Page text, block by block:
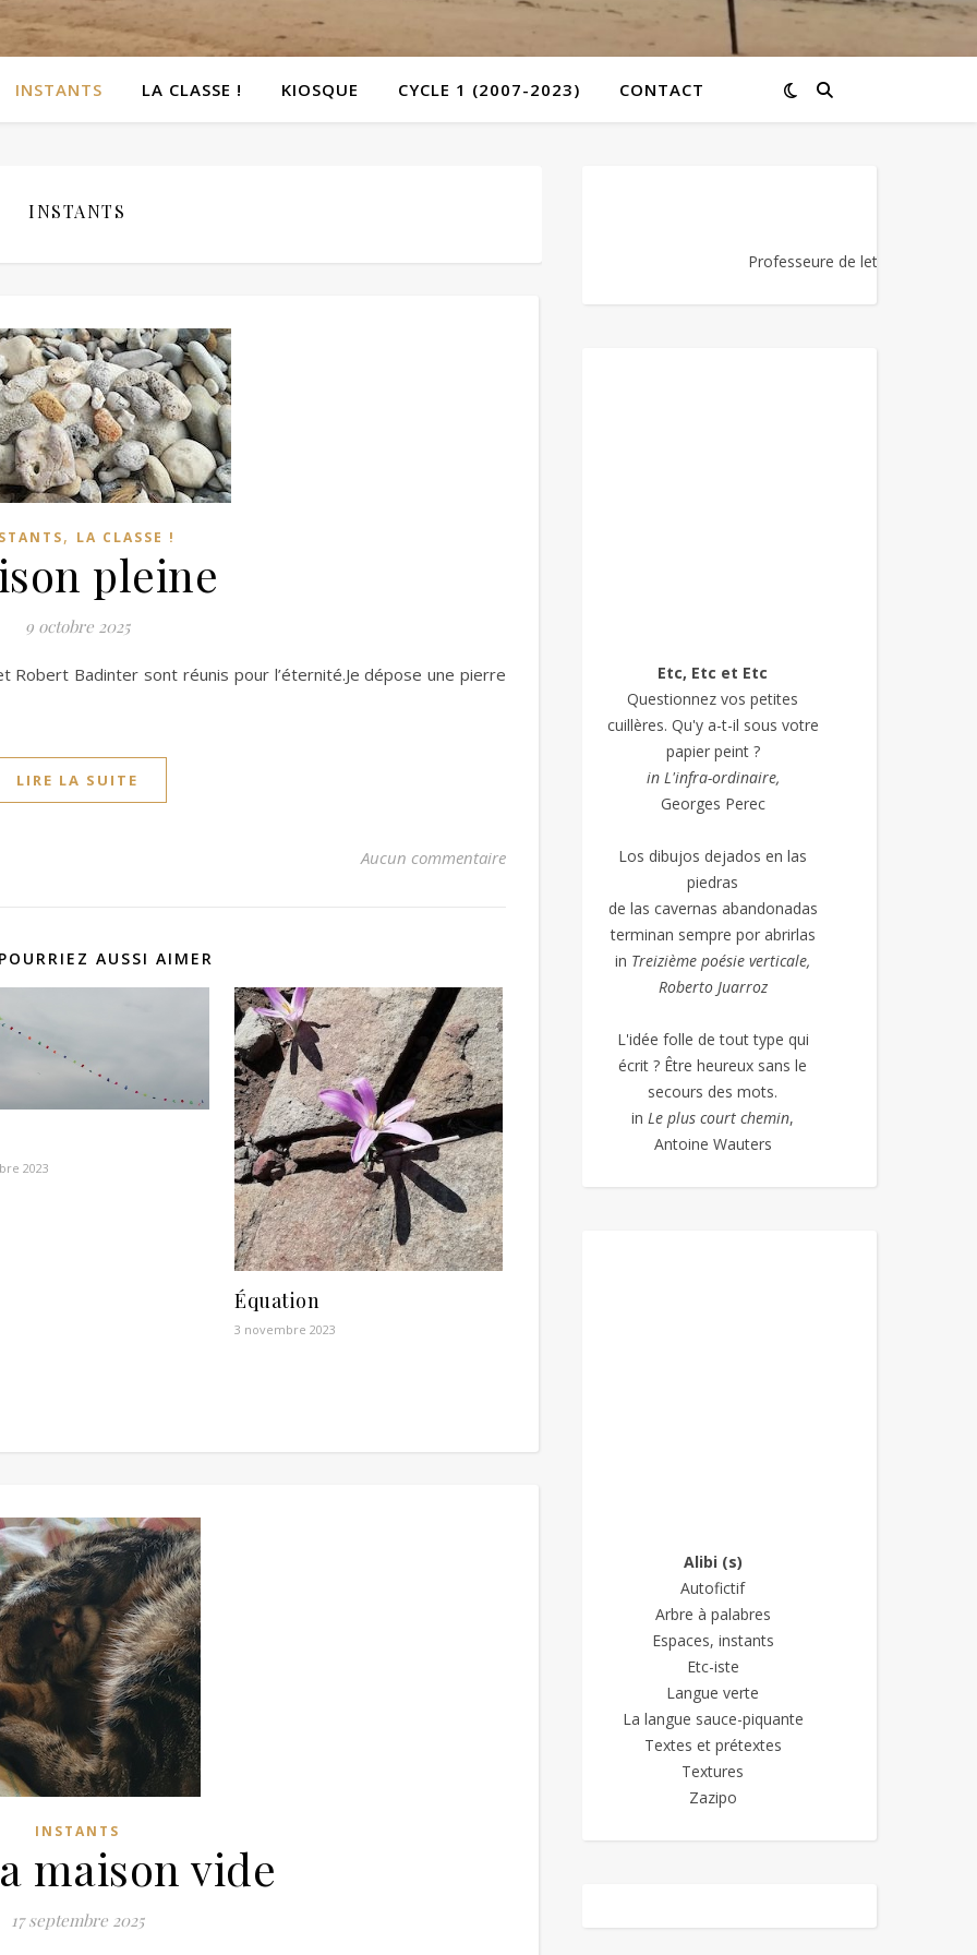
INSTANTS LA CLASSE ! KIOSQUE CYCLE 1 (2007-2023) CONTACT
INSTANTS
, LA CLASSE !
pleine
9 octobre 2025
Robert Badinter sont réunis pour l’éternité.Je dépose une pierre
LIRE LA SUITE
Aucun commentaire
AUSSI AIMER
2023
Équation
3 novembre 2023
INSTANTS
maison vide
17 septembre 2025
Professeure de lettres et de
Etc, Etc et Etc
Questionnez vos petites
cuillères. Qu'y a-t-il sous votre
papier peint ?
in L'infra-ordinaire,
Georges Perec
Los dibujos dejados en las
piedras
de las cavernas abandonadas
terminan sempre por abrirlas
in Treizième poésie verticale,
Roberto Juarroz
L'idée folle de tout type qui
écrit ? Être heureux sans le
secours des mots.
in Le plus court chemin,
Antoine Wauters
Alibi (s)
Autofictif
Arbre à palabres
Espaces, instants
Etc-iste
Langue verte
La langue sauce-piquante
Textes et prétextes
Textures
Zazipo